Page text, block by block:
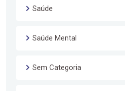
Saúde
Saúde Mental
Sem Categoria